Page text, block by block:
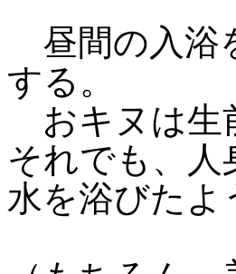
昼間の入浴
する。
おキヌは生
それでも、人
水を浴びた